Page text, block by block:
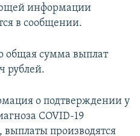
информации
в сообщении.
общая сумма выплат
рублей.
о подтверждении у
COVID-19
выплаты производятся